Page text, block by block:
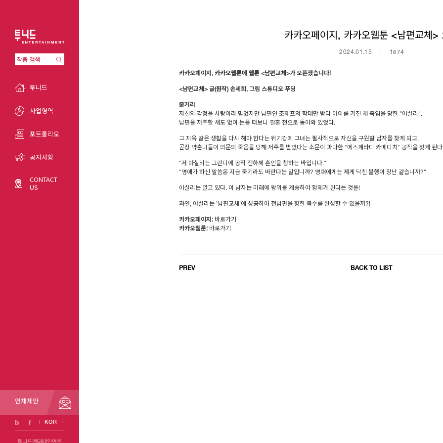
투니드
사업영역
포트폴리오
공지사항
CONTACT
US
연재제안
KOR
카카오페이지, 카카오웹툰 <남편교체>
2024.01.15 1674
카카오페이지, 카카오웹툰에 웹툰 <남편교체>가 오픈했습니다!
<남편교체> 글(원작) 손세희, 그림 스튜디오 푸딩
줄거리
자신의 감정을 사랑이라 믿었지만 남편인 조제프의 학대만 받다 아이를 가진 채 죽임을 당한 "아실리".
남편을 저주할 새도 없이 눈을 떠보니 결혼 전으로 돌아와 있었다.
그 지옥 같은 생활을 다시 해야 한다는 위기감에 그녀는 필사적으로 자신을 구원할 남자를 찾게 되고,
곧장 약혼녀들이 의문의 죽음을 당해 저주를 받았다는 소문이 파다한 "에스페라디 카메디치" 공작을 찾게 된
"저 아실리는 그란디에 공작 전하께 혼인을 청하는 바입니다."
"영애가 하신 말씀은 지금 죽기라도 바란다는 말입니까? 영애에게는 제게 닥친 불행이 장난 같습니까?"
아실리는 알고 있다. 이 남자는 미래에 왕위를 계승하여 황제가 된다는 것을!
과연, 아실리는 '남편교체'에 성공하여 전남편을 향한 복수를 완성할 수 있을까?!
카카오페이지: 바로가기
카카오웹툰: 바로가기
BACK TO LIST
PREV